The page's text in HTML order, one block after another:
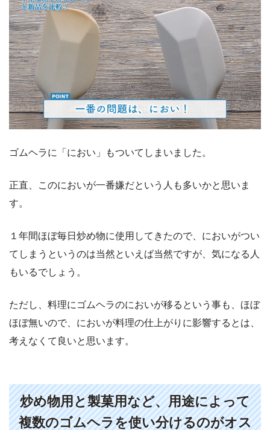
ゴムヘラに「におい」もついてしまいました。
正直、このにおいが一番嫌だという人も多いかと思いま
す。
１年間ほぼ毎日炒め物に使用してきたので、においがつい
てしまうというのは当然といえば当然ですが、気になる人
もいるでしょう。
ただし、料理にゴムヘラのにおいが移るという事も、ほぼ
ほぼ無いので、においが料理の仕上がりに影響するとは、
考えなくて良いと思います。
炒め物用と製菓用など、用途によって
複数のゴムヘラを使い分けるのがオス